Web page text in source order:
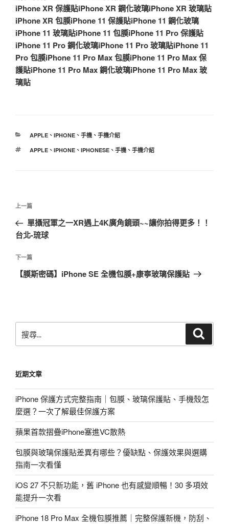
iPhone XR 保護貼iPhone XR 鋼化玻璃iPhone XR 玻璃貼
iPhone XR 包膜iPhone 11 保護貼iPhone 11 鋼化玻璃
iPhone 11 玻璃貼iPhone 11 包膜iPhone 11 Pro 保護貼
iPhone 11 Pro 鋼化玻璃iPhone 11 Pro 玻璃貼iPhone 11
Pro 包膜iPhone 11 Pro Max 包膜iPhone 11 Pro Max 保
護貼iPhone 11 Pro Max 鋼化玻璃iPhone 11 Pro Max 玻
璃貼
分
APPLE、 IPHONE、 手機、 手機介紹
標
APPLE、 IPHONE、 IPHONESE、 手機、 手機介紹
文
導
覽
上
一
篇
章
上一篇
單攝冠軍之一XR遇上4K廣角鏡頭~~讓你拍得更多！！
台北-琉球
下
一
下一篇
【膜斯密碼】iPhone SE 全機包膜+康寧玻璃保護貼
尋
字:
近期文章
iPhone 保護方式完整指南｜包膜、玻璃保護貼、手機殼怎
麼選？一次了解最佳保護方案
蘋果首款摺疊iPhone塞進VC散熱
包膜與玻璃保護貼差異有哪些？優缺點、保護效果與選購
指南一次看懂
iOS 27 不只新功能，舊 iPhone 也有感變順暢！30 多項效
能提升一次看
iPhone 18 Pro Max 全機包膜推薦｜完整保護新機，防刮、